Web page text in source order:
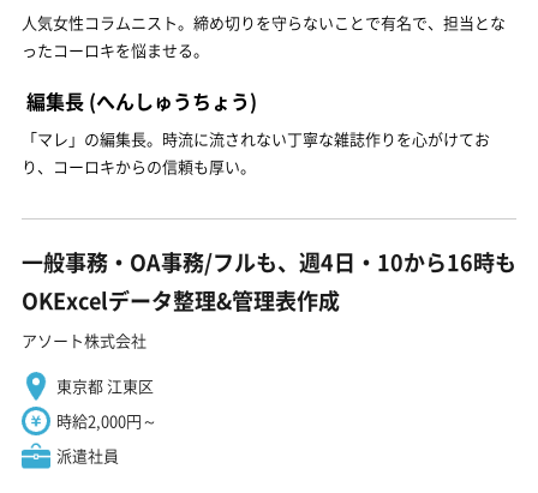
人気女性コラムニスト。締め切りを守らないことで有名で、担当とな
ったコーロキを悩ませる。
編集長 (へんしゅうちょう)
「マレ」の編集長。時流に流されない丁寧な雑誌作りを心がけてお
り、コーロキからの信頼も厚い。
一般事務・OA事務/フルも、週4日・10から16時も
OKExcelデータ整理&管理表作成
アソート株式会社
東京都 江東区
時給2,000円～
派遣社員